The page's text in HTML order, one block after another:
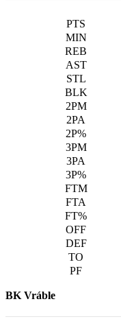
BK Vráble